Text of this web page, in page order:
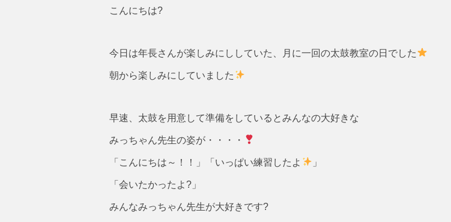
こんにちは?
今日は年長さんが楽しみにししていた、月に一回の太鼓教室の日でした
朝から楽しみにしていました
早速、太鼓を用意して準備をしているとみんなの大好きな
みっちゃん先生の姿が・・・・
「こんにちは～！！」「いっぱい練習したよ 」
「会いたかったよ?」
みんなみっちゃん先生が大好きです?